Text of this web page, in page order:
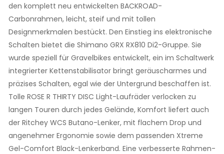
den komplett neu entwickelten BACKROAD-
Carbonrahmen, leicht, steif und mit tollen
Designmerkmalen bestückt. Den Einstieg ins elektronische
Schalten bietet die Shimano GRX RX810 Di2-Gruppe. Sie
wurde speziell für Gravelbikes entwickelt, ein im Schaltwerk
integrierter Kettenstabilisator bringt geräuscharmes und
präzises Schalten, egal wie der Untergrund beschaffen ist.
Tolle ROSE R THIRTY DISC Light-Laufräder verlocken zu
langen Touren durch jedes Gelände, Komfort liefert auch
der Ritchey WCS Butano-Lenker, mit flachem Drop und
angenehmer Ergonomie sowie dem passenden Xtreme
Gel-Comfort Black-Lenkerband. Eine verbesserte Rahmen-